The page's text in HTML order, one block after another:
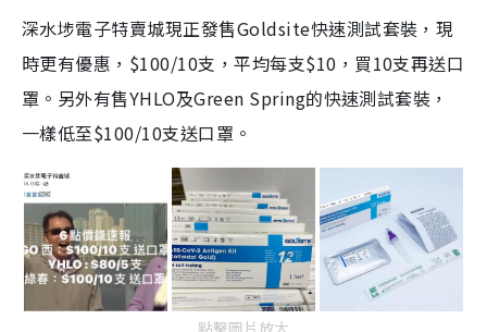
深水埗電子特賣城現正發售Goldsite快速測試套裝，現
時更有優惠，$100/10支，平均每支$10，買10支再送口
罩。另外有售YHLO及Green Spring的快速測試套裝，
一樣低至$100/10支送口罩。
點擊圖片放大